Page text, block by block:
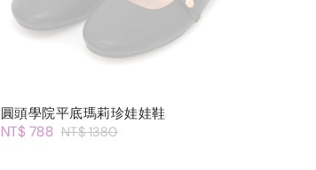
圓頭學院平底瑪莉珍娃娃鞋
NT$ 788 NT$ 1380